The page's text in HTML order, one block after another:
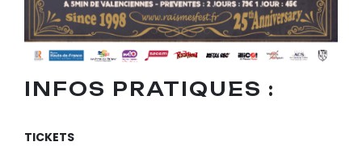
INFOS PRATIQUES :
TICKETS